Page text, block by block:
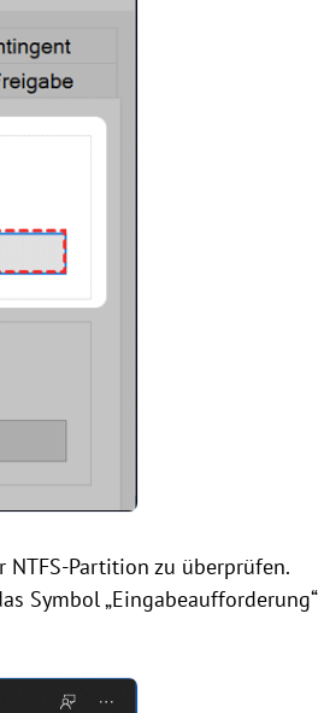
NTFS-Partition zu überprüfen.
Symbol „Eingabeaufforderung“